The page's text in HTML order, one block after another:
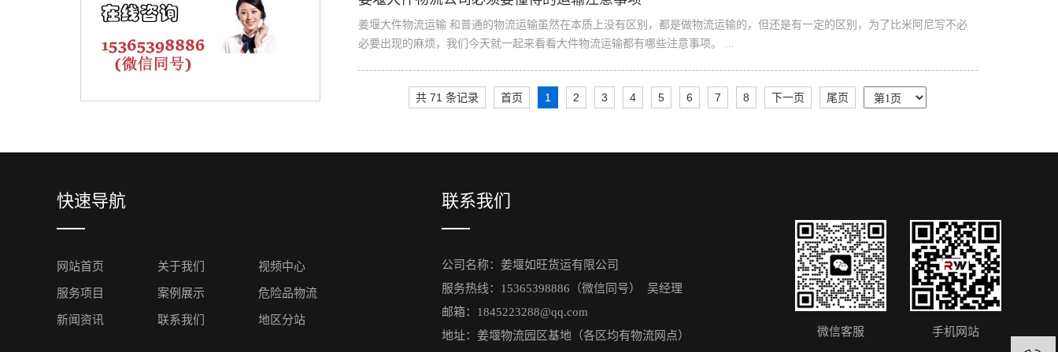
姜堰大件物流运输 和普通的物流运输虽然在本质上没有区别，都是做物流运输的，但还是有一定的区别，为了比米阿尼写不必
必要出现的麻烦，我们今天就一起来看看大件物流运输都有哪些注意事项。 ...
共 71 条记录 首页 1 2 3 4 5 6 7 8 下一页 尾页
快速导航
网站首页 关于我们 视频中心
服务项目 案例展示 危险品物流
新闻资讯 联系我们 地区分站
联系我们
公司名称：姜堰如旺货运有限公司
服务热线：15365398886（微信同号） 吴经理
邮箱：1845223288@qq.com
地址：姜堰物流园区基地（各区均有物流网点）
手机网站
微信客服